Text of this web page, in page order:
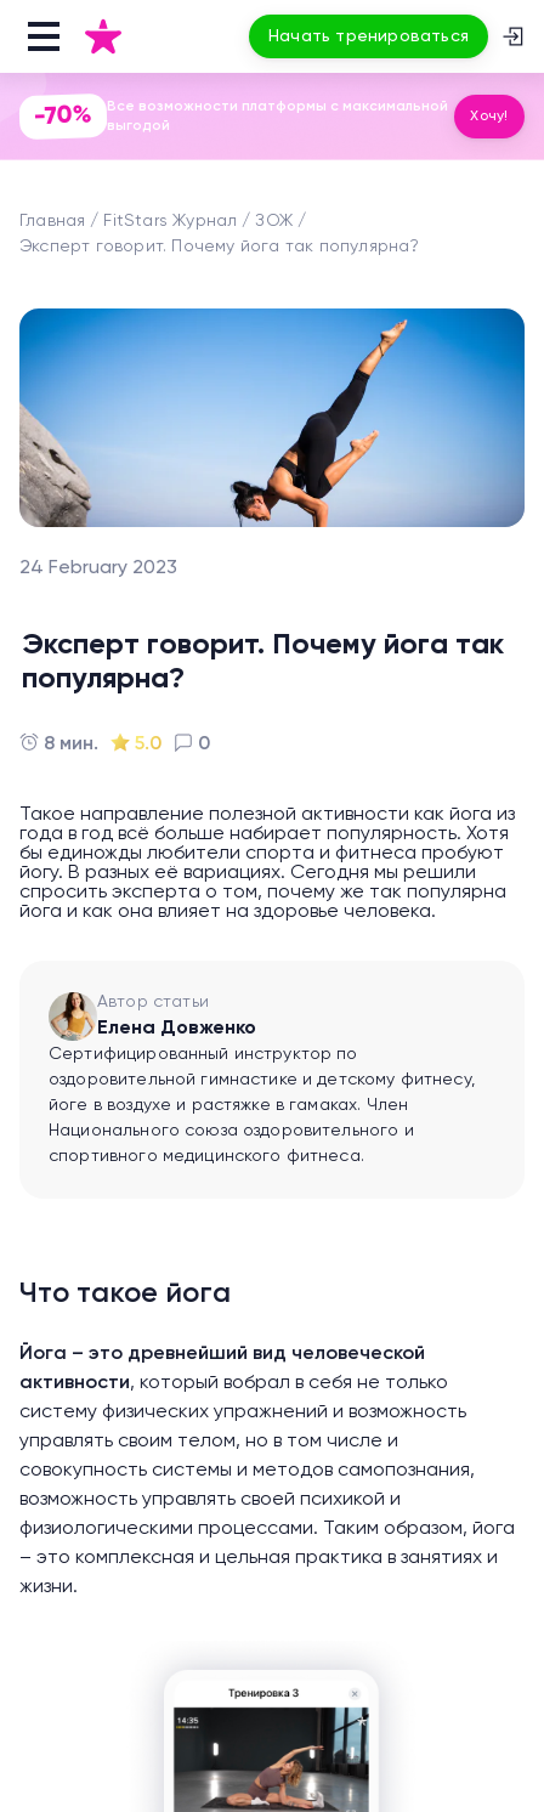
Начать тренироваться
-70%
Все возможности платформы с максимальной
выгодой
Хочу!
Главная FitStars Журнал
ЗОЖ
Эксперт говорит. Почему йога так популярна?
24 February 2023
Эксперт говорит. Почему йога так
популярна?
8 мин. 5.0 0
Такое направление полезной активности как йога из
года в год всё больше набирает популярность. Хотя
бы единожды любители спорта и фитнеса пробуют
йогу. В разных её вариациях. Сегодня мы решили
спросить эксперта о том, почему же так популярна
йога и как она влияет на здоровье человека.
Автор статьи
Елена Довженко
Сертифицированный инструктор по
оздоровительной гимнастике и детскому фитнесу,
йоге в воздухе и растяжке в гамаках. Член
Национального союза оздоровительного и
спортивного медицинского фитнеса.
Что такое йога
Йога – это древнейший вид человеческой
активности, который вобрал в себя не только
систему физических упражнений и возможность
управлять своим телом, но в том числе и
совокупность системы и методов самопознания,
возможность управлять своей психикой и
физиологическими процессами. Таким образом, йога
– это комплексная и цельная практика в занятиях и
жизни.